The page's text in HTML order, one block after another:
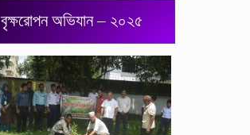
বৃক্ষরোপন অভিযান – ২০২৫